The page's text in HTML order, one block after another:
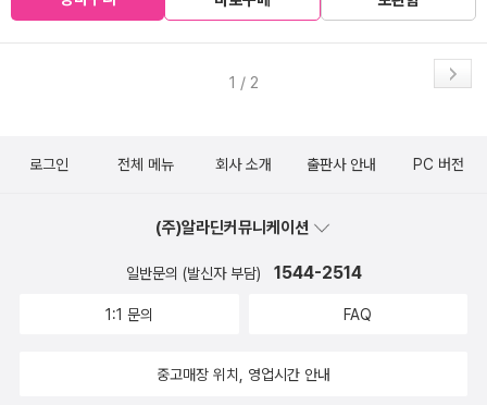
1 / 2
로그인 전체 메뉴 회사 소개 출판사 안내 PC 버전
(주)알라딘커뮤니케이션
일반문의 (발신자 부담) 1544-2514
1:1 문의 FAQ
중고매장 위치, 영업시간 안내